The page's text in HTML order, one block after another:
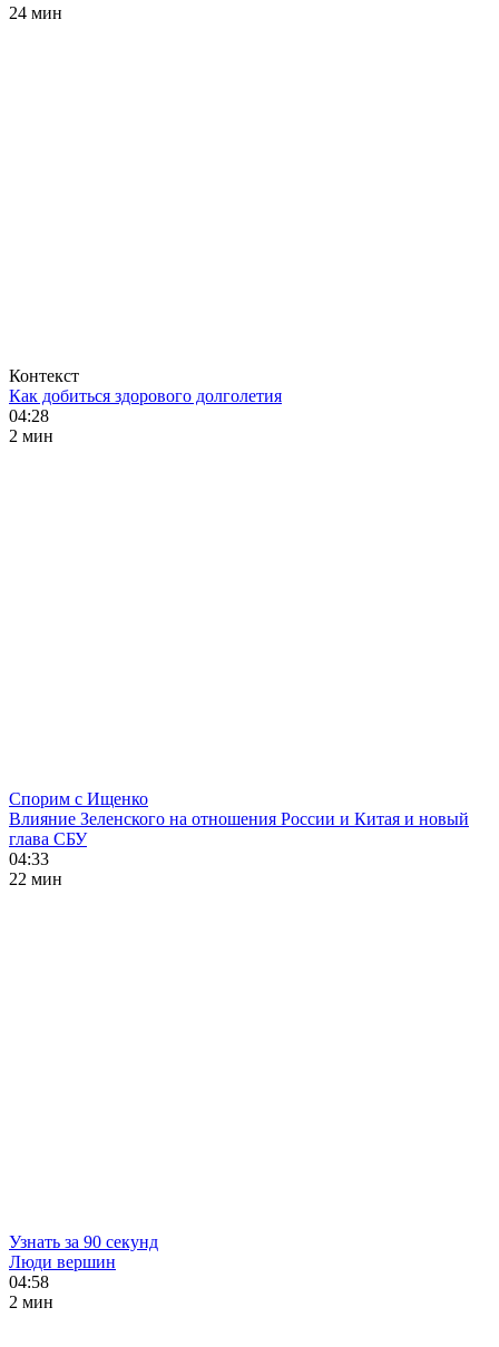
24 мин
Контекст
Как добиться здорового долголетия
04:28
2 мин
Спорим с Ищенко
Влияние Зеленского на отношения России и Китая и новый
глава СБУ
04:33
22 мин
Узнать за 90 секунд
Люди вершин
04:58
2 мин